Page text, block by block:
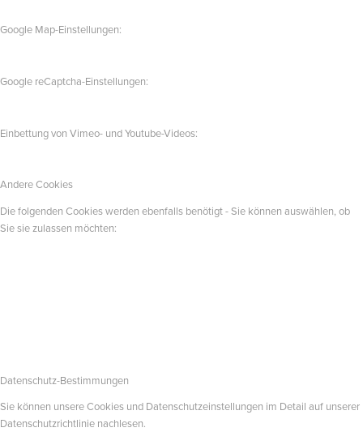
Google Map-Einstellungen:
Google reCaptcha-Einstellungen:
Einbettung von Vimeo- und Youtube-Videos:
Andere Cookies
Die folgenden Cookies werden ebenfalls benötigt - Sie können auswählen, ob
Sie sie zulassen möchten:
Datenschutz-Bestimmungen
Sie können unsere Cookies und Datenschutzeinstellungen im Detail auf unserer
Datenschutzrichtlinie nachlesen.